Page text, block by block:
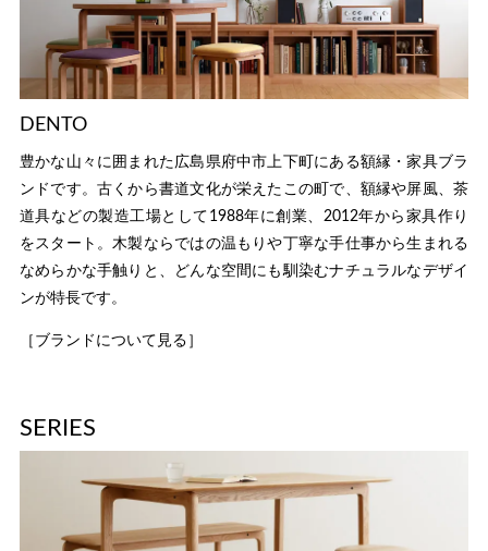
DENTO
豊かな山々に囲まれた広島県府中市上下町にある額縁・家具ブラ
ンドです。古くから書道文化が栄えたこの町で、額縁や屏風、茶
道具などの製造工場として1988年に創業、2012年から家具作り
をスタート。木製ならではの温もりや丁寧な手仕事から生まれる
なめらかな手触りと、どんな空間にも馴染むナチュラルなデザイ
ンが特長です。
［ブランドについて見る］
SERIES